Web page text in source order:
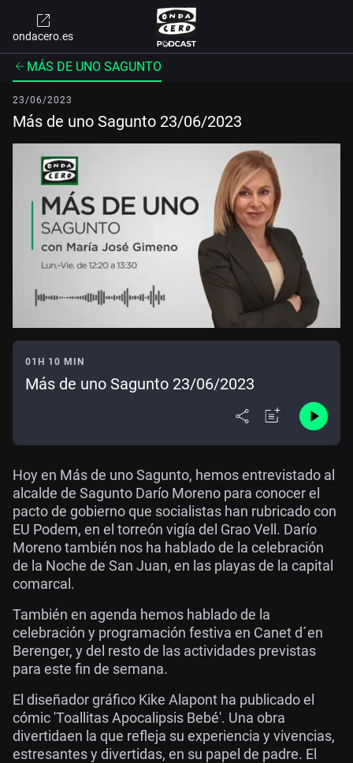
ondacero.es
MÁS DE UNO SAGUNTO
23/06/2023
Más de uno Sagunto 23/06/2023
01H 10 MIN
Más de uno Sagunto 23/06/2023
Hoy en Más de uno Sagunto, hemos entrevistado al
alcalde de Sagunto Darío Moreno para conocer el
pacto de gobierno que socialistas han rubricado con
EU Podem, en el torreón vigía del Grao Vell. Darío
Moreno también nos ha hablado de la celebración
de la Noche de San Juan, en las playas de la capital
comarcal.
También en agenda hemos hablado de la
celebración y programación festiva en Canet d´en
Berenger, y del resto de las actividades previstas
para este fin de semana.
El diseñador gráfico Kike Alapont ha publicado el
cómic 'Toallitas Apocalipsis Bebé'. Una obra
divertidaen la que refleja su experiencia y vivencias,
estresantes y divertidas, en su papel de padre. El